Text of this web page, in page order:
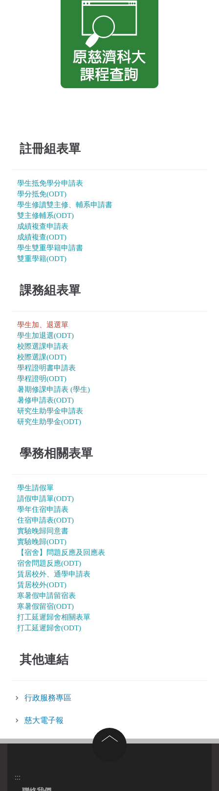
註冊組表單
學生抵免學分申請表
學分抵免(ODT)
學生修讀雙主修、輔系申請書
雙主修輔系(ODT)
成績複查申請表
成績複查(ODT)
學生雙重學籍申請書
雙重學籍(ODT)
課務組表單
學生加、退選單
學生加退選(ODT)
校際選課申請表
校際選課(ODT)
學程證明書申請表
學程證明(ODT)
暑期修課申請表 (學生)
暑修申請表(ODT)
研究生助學金申請表
研究生助學金(ODT)
學務相關表單
學生請假單
請假申請單(ODT)
學年住宿申請表
住宿申請表(ODT)
實驗晚歸同意書
實驗晚歸(ODT)
【宿舍】問題反應及回應表
宿舍問題反應(ODT)
賃居校外、通學申請表
賃居校外(ODT)
寒暑假申請留宿表
寒暑假留宿(ODT)
打工延遲歸舍相關表單
打工延遲歸舍(ODT)
其他連結
行政服務專區
慈大電子報
回到頂部
:::